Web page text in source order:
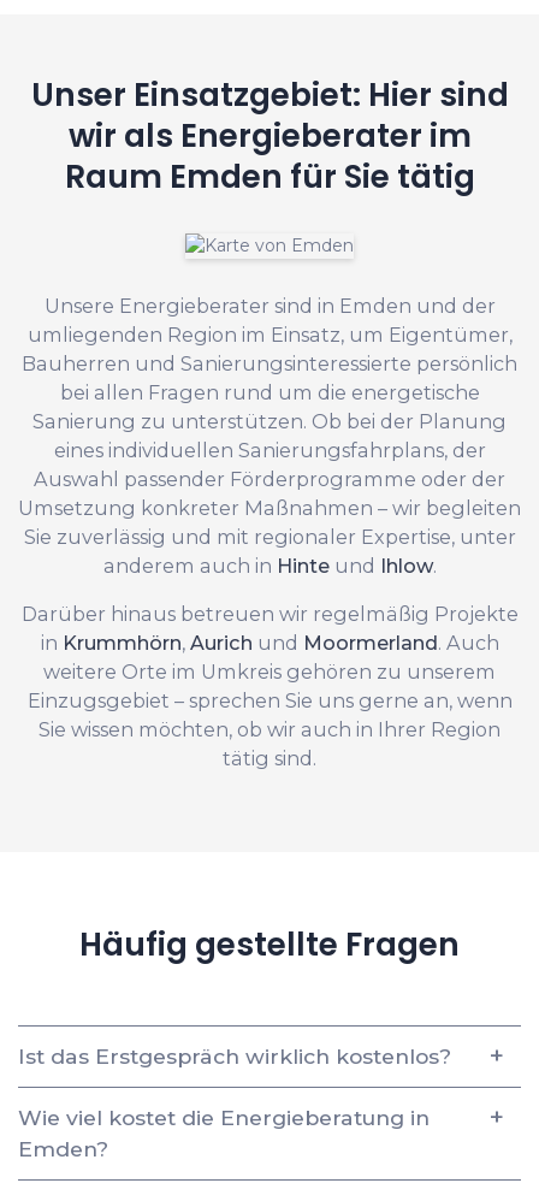
Unser Einsatzgebiet: Hier sind
wir als Energieberater im
Raum Emden für Sie tätig
Unsere Energieberater sind in Emden und der
umliegenden Region im Einsatz, um Eigentümer,
Bauherren und Sanierungsinteressierte persönlich
bei allen Fragen rund um die energetische
Sanierung zu unterstützen. Ob bei der Planung
eines individuellen Sanierungsfahrplans, der
Auswahl passender Förderprogramme oder der
Umsetzung konkreter Maßnahmen – wir begleiten
Sie zuverlässig und mit regionaler Expertise, unter
anderem auch in Hinteund Ihlow.
Darüber hinaus betreuen wir regelmäßig Projekte
in Krummhörn, Aurich und Moormerland. Auch
weitere Orte im Umkreis gehören zu unserem
Einzugsgebiet – sprechen Sie uns gerne an, wenn
Sie wissen möchten, ob wir auch in Ihrer Region
tätig sind.
Häufig gestellte Fragen
Ist das Erstgespräch wirklich kostenlos?
Wie viel kostet die Energieberatung in
Emden?